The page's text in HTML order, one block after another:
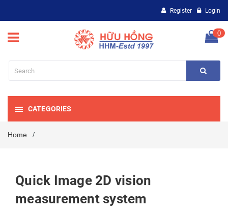
Register Login
0
CATEGORIES
Home /
Quick Image 2D vision
measurement system